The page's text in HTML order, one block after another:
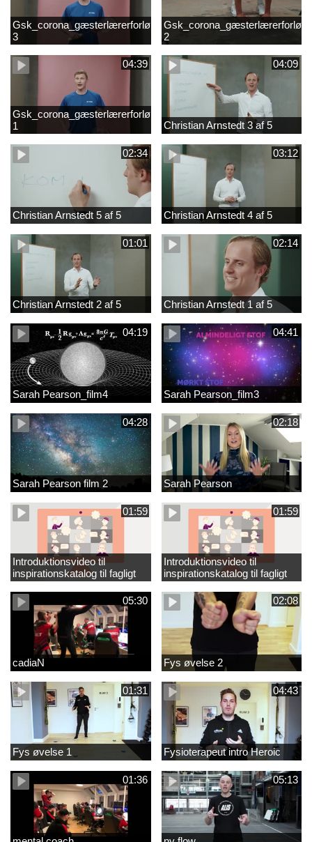
Gsk_corona_gæsterlærerforløb_Axelsen_del
3
2
04:39
Gsk_corona_gæsterlærerforløb_Axelsen_del
1
04:09
Christian Arnstedt 3 af 5
02:34
Christian Arnstedt 5 af 5
03:12
Christian Arnstedt 4 af 5
01:01
Christian Arnstedt 2 af 5
02:14
Christian Arnstedt 1 af 5
04:19
Sarah Pearson_film4
04:41
Sarah Pearson_film3
04:28
Sarah Pearson film 2
02:18
Sarah Pearson
01:59
Introduktionsvideo til
inspirationskatalog til fagligt
løft_tilrettet
01:59
Introduktionsvideo til
inspirationskatalog til fagligt
løft
05:30
cadiaN
02:08
Fys øvelse 2
01:31
Fys øvelse 1
04:43
Fysioterapeut intro Heroic
01:36 05:13